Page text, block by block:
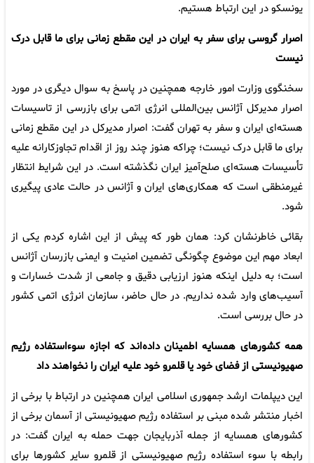
یونسکو در این ارتباط هستیم.
اصرار گروسی برای سفر به ایران در این مقطع زمانی برای ما قابل درک
نیست
سخنگوی وزارت امور خارجه همچنین در پاسخ به سوال دیگری در مورد
اصرار مدیرکل آژانس بین‌المللی انرژی اتمی برای بازرسی از تاسیسات
هسته‌ای ایران و سفر به تهران گفت: اصرار مدیرکل در این مقطع زمانی
برای ما قابل درک نیست؛ چراکه هنوز چند روز از اقدام تجاوزکارانه علیه
تأسیسات هسته‌ای صلح‌آمیز ایران نگذشته است. در این شرایط انتظار
غیرمنطقی است که همکاری‌های ایران و آژانس در حالت عادی پیگیری
شود.
بقائی خاطرنشان کرد: همان طور که پیش از این اشاره کردم یکی از
ابعاد مهم این موضوع چگونگی تضمین امنیت و ایمنی بازرسان آژانس
است؛ به دلیل اینکه هنوز ارزیابی دقیق و جامعی از شدت خسارات و
آسیب‌های وارد شده نداریم. در حال حاضر، سازمان انرژی اتمی کشور
در حال بررسی است.
همه کشورهای همسایه اطمینان داده‌اند که اجازه سوءاستفاده رژیم
صهیونیستی از فضای خود یا قلمرو خود علیه ایران را نخواهند داد
این دیپلمات ارشد جمهوری اسلامی ایران همچنین در ارتباط با برخی از
اخبار منتشر شده مبنی بر استفاده رژیم صهیونیستی از آسمان برخی از
کشورهای همسایه از جمله آذربایجان جهت حمله به ایران گفت: در
رابطه با سوء استفاده رژیم صهیونیستی از قلمرو سایر کشورها برای